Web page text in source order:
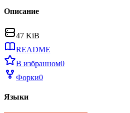
Описание
47 KiB
README
В избранном0
Форки0
Языки